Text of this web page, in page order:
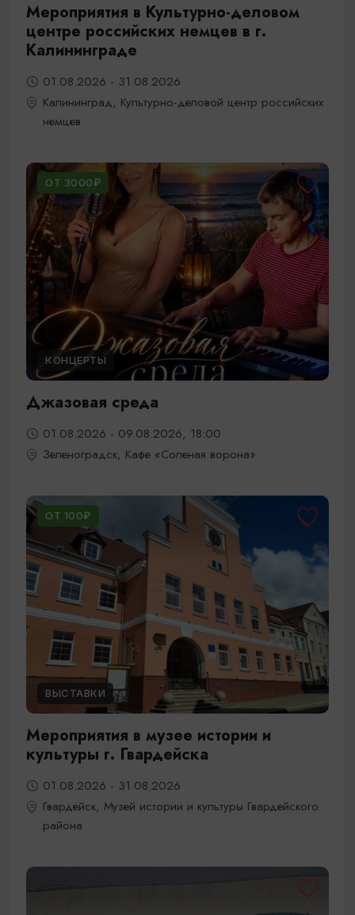
Мероприятия в Культурно-деловом
центре российских немцев в г.
Калининграде
01.08.2026 - 31.08.2026
Калининград, Культурно-деловой центр российских
немцев
ОТ 3000₽
КОНЦЕРТЫ
Джазовая среда
01.08.2026 - 09.08.2026, 18:00
Зеленоградск, Кафе «Соленая ворона»
ОТ 100₽
ВЫСТАВКИ
Мероприятия в музее истории и
культуры г. Гвардейска
01.08.2026 - 31.08.2026
Гвардейск, Музей истории и культуры Гвардейского
района